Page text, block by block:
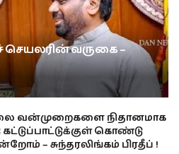
செயலரின் வருகை –
வன்முறைகளை நிதானமாக
கொண்டு
– சுந்தரலிங்கம் பிரதீப் !